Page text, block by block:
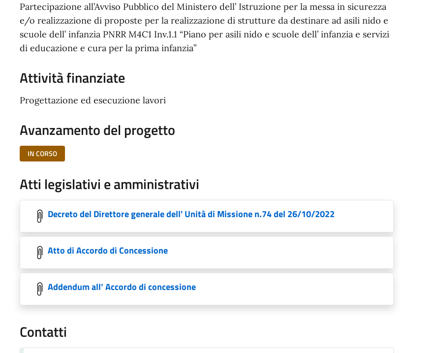
Partecipazione all’Avviso Pubblico del Ministero dell’ Istruzione per la messa in sicurezza
e/o realizzazione di proposte per la realizzazione di strutture da destinare ad asili nido e
scuole dell’ infanzia PNRR M4C1 Inv.1.1 “Piano per asili nido e scuole dell’ infanzia e servizi
di educazione e cura per la prima infanzia”
Attività finanziate
Progettazione ed esecuzione lavori
Avanzamento del progetto
IN CORSO
Atti legislativi e amministrativi
Decreto del Direttore generale dell' Unità di Missione n.74 del 26/10/2022
Atto di Accordo di Concessione
Addendum all’ Accordo di concessione
Contatti